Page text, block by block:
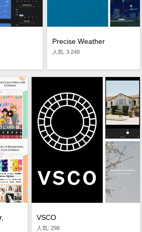
Precise Weather
人気: 3 248
VSCO
人気: 298